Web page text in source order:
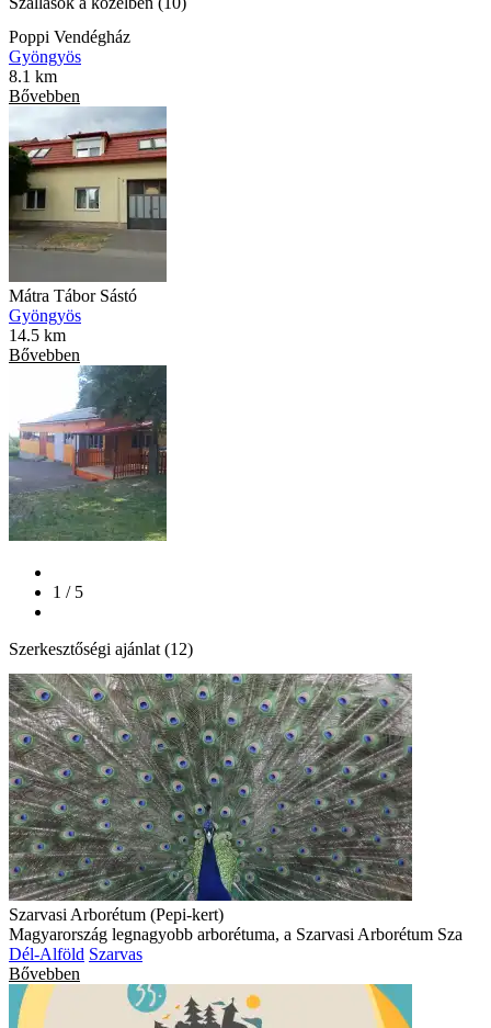
Poppi Vendégház
Gyöngyös
8.1 km
Bővebben
Mátra Tábor Sástó
Gyöngyös
14.5 km
Bővebben
1 / 5
Szerkesztőségi ajánlat (12)
Szarvasi Arborétum (Pepi-kert)
Magyarország legnagyobb arborétuma, a Szarvasi Arborétum Sza
Dél-Alföld Szarvas
Bővebben